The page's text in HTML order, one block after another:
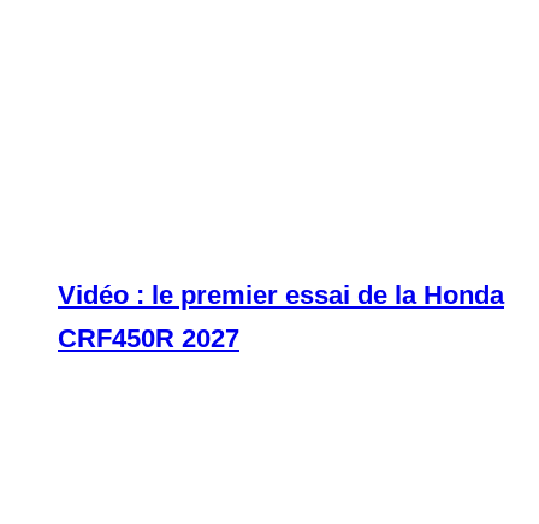
Vidéo : le premier essai de la Honda
CRF450R 2027